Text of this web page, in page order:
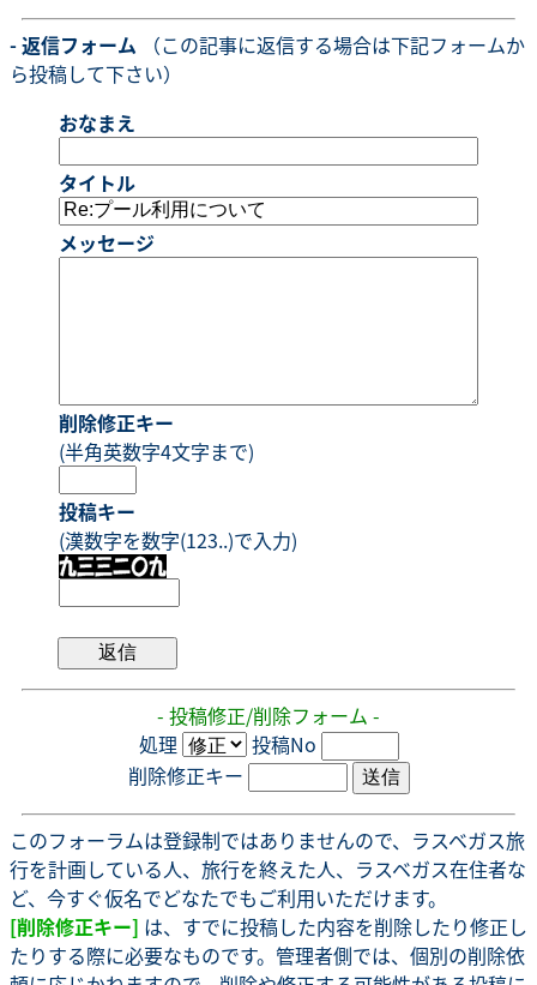
- 返信フォーム （この記事に返信する場合は下記フォームか
ら投稿して下さい）
おなまえ
タイトル
メッセージ
削除修正キー
(半角英数字4文字まで)
投稿キー
(漢数字を数字(123..)で入力)
- 投稿修正/削除フォーム -
処理
投稿No
削除修正キー
このフォーラムは登録制ではありませんので、ラスベガス旅
行を計画している人、旅行を終えた人、ラスベガス在住者な
ど、今すぐ仮名でどなたでもご利用いただけます。
[削除修正キー] は、すでに投稿した内容を削除したり修正し
たりする際に必要なものです。管理者側では、個別の削除依